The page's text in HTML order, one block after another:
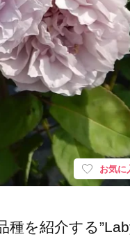
お気に
種を紹介する